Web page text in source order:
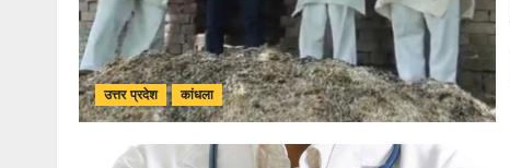
उत्तर प्रदेश कांधला